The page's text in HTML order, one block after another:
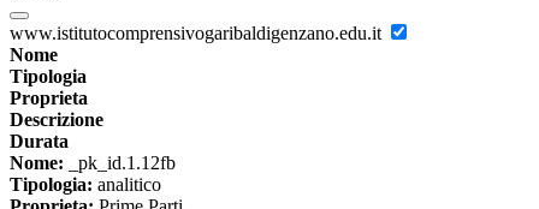
www.istitutocomprensivogaribaldigenzano.edu.it
Nome
Tipologia
Proprieta
Descrizione
Durata
Nome: _pk_id.1.12fb
Tipologia: analitico